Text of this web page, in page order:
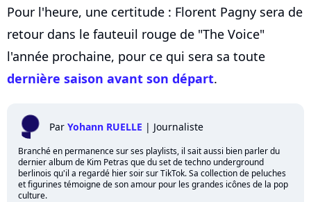
Pour l'heure, une certitude : Florent Pagny sera de
retour dans le fauteuil rouge de "The Voice"
l'année prochaine, pour ce qui sera sa toute
dernière saison avant son départ.
Par Yohann RUELLE | Journaliste
Branché en permanence sur ses playlists, il sait aussi bien parler du
dernier album de Kim Petras que du set de techno underground
berlinois qu'il a regardé hier soir sur TikTok. Sa collection de peluches
et figurines témoigne de son amour pour les grandes icônes de la pop
culture.